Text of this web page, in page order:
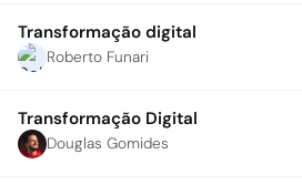
Transformação digital
Roberto Funari
Transformação Digital
Douglas Gomides